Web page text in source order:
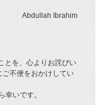
Abdullah Ibrahim
とを、心よりお詫びい
不便をおかけしてい
いです。